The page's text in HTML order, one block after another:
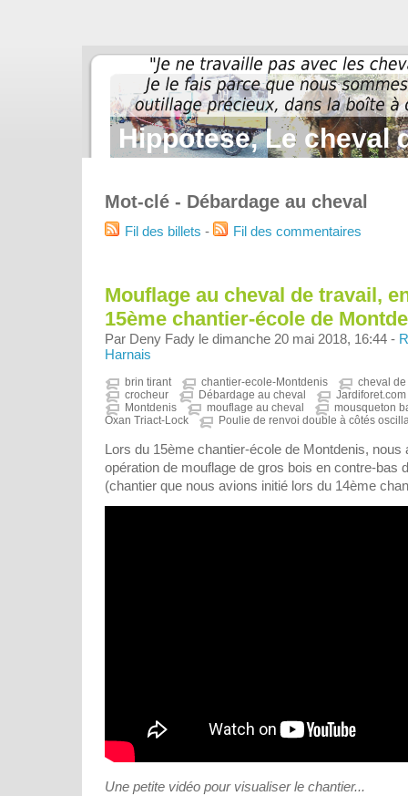
Hippotese, Le cheval
Mot-clé - Débardage au cheval
Fil des billets - Fil des commentaires
Mouflage au cheval de travail,
15ème chantier-école de
Par Deny Fady le dimanche 20 mai 2018, 16:44 -
Harnais
brin tirant chantier-ecole-Montdenis
cheval
crocheur
Débardage au cheval
Jardiforet.com
Montdenis
mouflage au cheval
mousqueton
Oxan Triact-Lock
Poulie de renvoi double à côtés
Lors du 15ème chantier-école de Montdenis, nous
opération de mouflage de gros bois en contre-bas
(chantier que nous avions initié lors du 14ème
Une petite vidéo pour visualiser le chantier...